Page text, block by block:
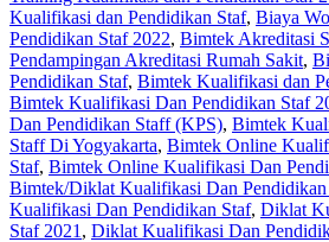
Kualifikasi dan Pendidikan Staf, Biaya
Pendidikan Staf 2022, Bimtek Akreditasi
Pendampingan Akreditasi Rumah Sakit,
Pendidikan Staf, Bimtek Kualifikasi dan
Bimtek Kualifikasi Dan Pendidikan Staf
Dan Pendidikan Staff (KPS), Bimtek
Staff Di Yogyakarta, Bimtek Online
Staf, Bimtek Online Kualifikasi Dan
Bimtek/Diklat Kualifikasi Dan
Kualifikasi Dan Pendidikan Staf, Diklat
Staf 2021 , Diklat Kualifikasi Dan